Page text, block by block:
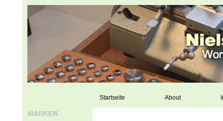
Startseite About
MARKEN